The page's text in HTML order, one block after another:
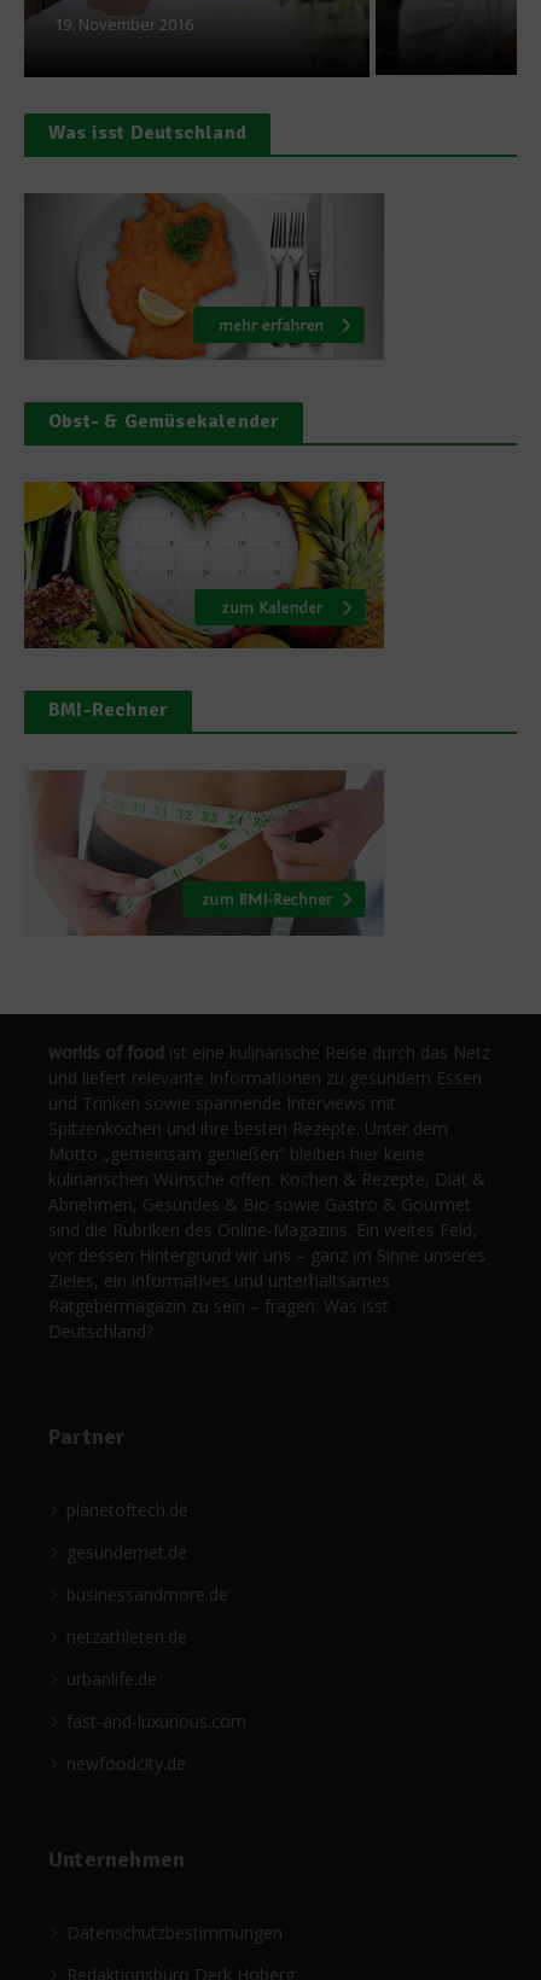
Was isst Deutschland
Obst- & Gemüsekalender
BMI-Rechner
worlds of food ist eine kulinarische Reise durch das Netz
und liefert relevante Informationen zu gesundem Essen
und Trinken sowie spannende Interviews mit
Spitzenköchen und ihre besten Rezepte. Unter dem
Motto „gemeinsam genießen“ bleiben hier keine
kulinarischen Wünsche offen. Kochen & Rezepte, Diät &
Abnehmen, Gesundes & Bio sowie Gastro & Gourmet
sind die Rubriken des Online-Magazins. Ein weites Feld,
vor dessen Hintergrund wir uns – ganz im Sinne unseres
Zieles, ein informatives und unterhaltsames
Ratgebermagazin zu sein – fragen: Was isst
Deutschland?
Partner
planetoftech.de
gesündernet.de
businessandmore.de
netzathleten.de
urbanlife.de
fast-and-luxurious.com
newfoodcity.de
Unternehmen
Datenschutzbestimmungen
Redaktionsbüro Derk Hoberg